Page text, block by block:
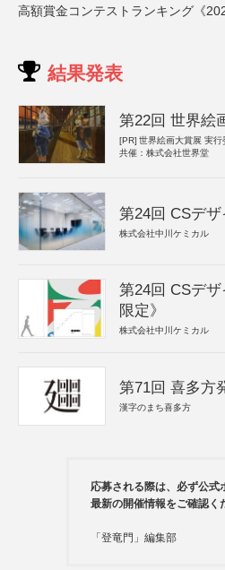
高額賞金コンテストランキング《
結果発表
第22回 世界絵
[PR] 世界絵画大賞展 実行
共催：株式会社世界堂
第24回 CSデ
株式会社中川ケミカル
第24回 CSデ
限定》
株式会社中川ケミカル
第71回 喜多方
漢字のまち喜多方
応募される際は、必ず公式
最新の開催情報をご確認く
「登竜門」編集部